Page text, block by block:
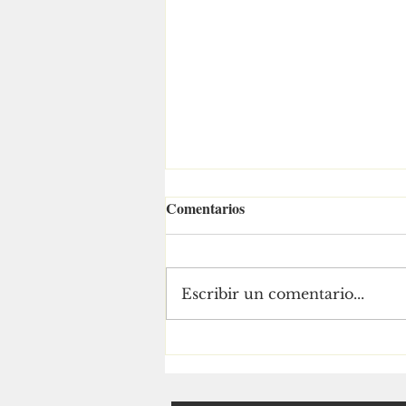
¡LOS SECTORES
NAYARIT CIERRAN FILAS
Comentarios
Escribir un comentario...